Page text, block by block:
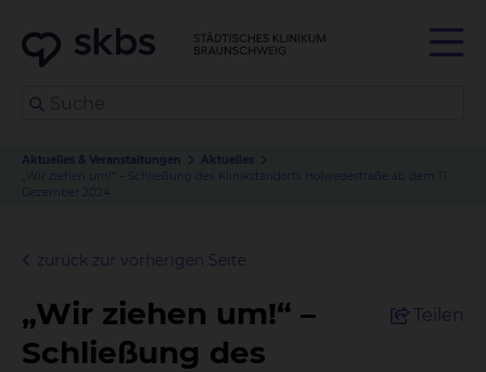
Aktuelles & Veranstaltungen
Aktuelles
„Wir ziehen um!“ – Schließung des Klinikstandorts Holwedestraße ab dem 11.
Dezember 2024
zurück zur vorherigen Seite
„Wir ziehen um!“ –
Schließung des
Teilen